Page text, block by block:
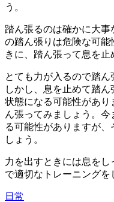
う。
踏ん張るのは確かに大
の踏ん張りは危険な可能
きに、踏ん張って息を止
とても力が入るので踏ん
しかし、息を止めて踏
状態になる可能性があ
ん張ってみましょう。
る可能性がありますが
しょう。
力を出すときには息を
で適切なトレーニングを
日常